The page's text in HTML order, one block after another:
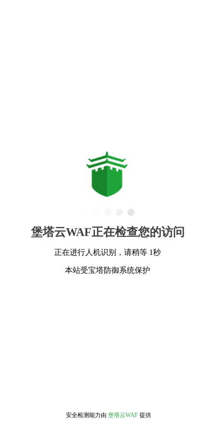
堡塔云WAF正在检查您的访问
正在进行人机识别，请稍等 1秒
本站受宝塔防御系统保护
安全检测能力由 堡塔云WAF 提供